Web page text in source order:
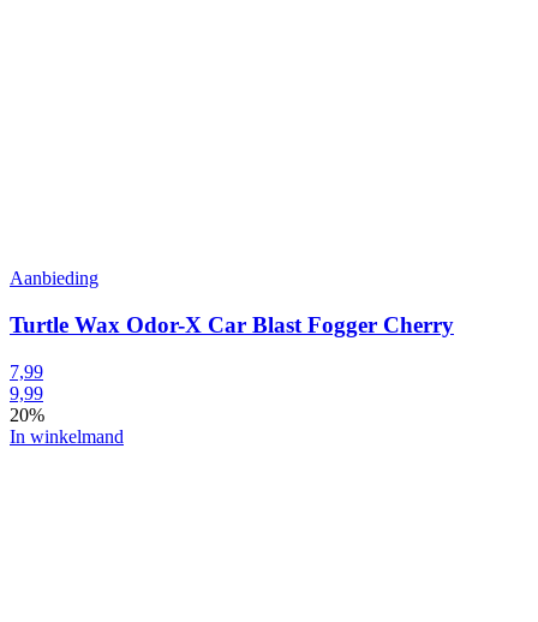
Aanbieding
Turtle Wax Odor-X Car Blast Fogger Cherry
7,99
9,99
20%
In winkelmand